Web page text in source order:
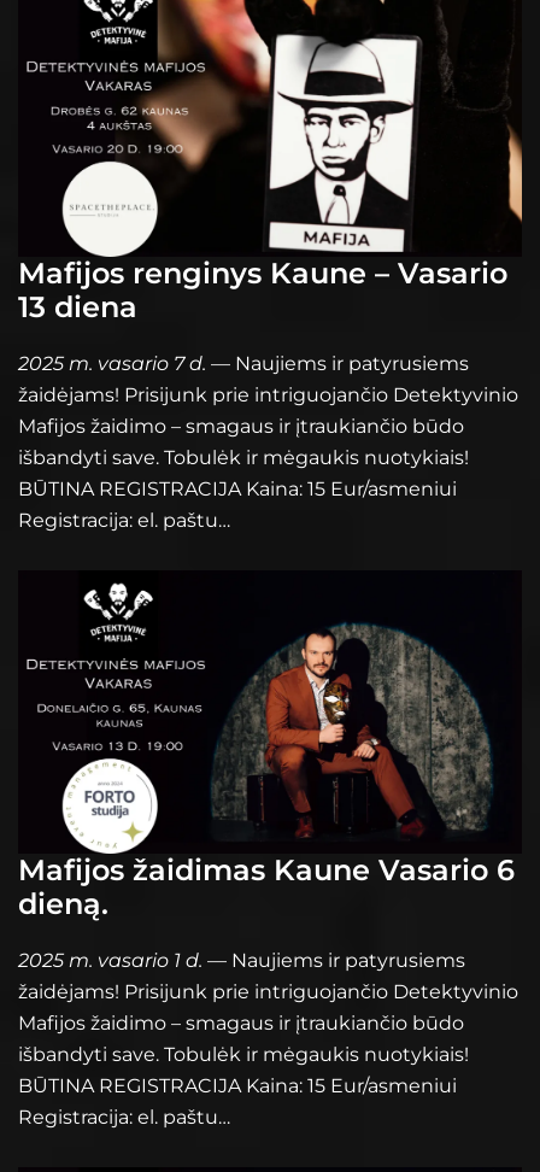
Mafijos renginys Kaune – Vasario
13 diena
2025 m. vasario 7 d. — Naujiems ir patyrusiems
žaidėjams! Prisijunk prie intriguojančio Detektyvinio
Mafijos žaidimo – smagaus ir įtraukiančio būdo
išbandyti save. Tobulėk ir mėgaukis nuotykiais!
BŪTINA REGISTRACIJA Kaina: 15 Eur/asmeniui
Registracija: el. paštu…
Mafijos žaidimas Kaune Vasario 6
dieną.
2025 m. vasario 1 d. — Naujiems ir patyrusiems
žaidėjams! Prisijunk prie intriguojančio Detektyvinio
Mafijos žaidimo – smagaus ir įtraukiančio būdo
išbandyti save. Tobulėk ir mėgaukis nuotykiais!
BŪTINA REGISTRACIJA Kaina: 15 Eur/asmeniui
Registracija: el. paštu…